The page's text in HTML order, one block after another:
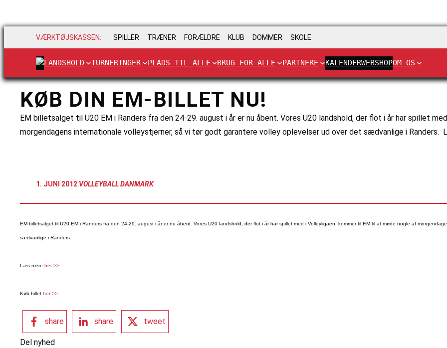
VÆRKTØJSKASSEN: SPILLER TRÆNER FORÆLDRE KLUB DOMMER SKOLE
LANDSHOLD TURNERINGER PLADS TIL ALLE BRUG FOR ALLE PARTNERE KALENDERWEBSHOPOM OS
KØB DIN EM-BILLET NU!
EM billetsalget til U20 EM i Randers fra den 24-29. august i år er nu åbent. Vores U20 landshold, der flot i år har spillet
morgendagens internationale volleystjerner, så vi tør godt garantere volley oplevelser ud over det sædvanlige i Randers.
1. JUNI 2012:VOLLEYBALL DANMARK
EM billetsalget til U20 EM i Randers fra den 24-29. august i år er nu åbent. Vores U20 landshold, der flot i år har spillet med i Volleyligaen, kommer til EM til at møde nogle af
sædvanlige i Randers.
Læs mere her >>
Køb billet her >>
share share tweet
Del nyhed